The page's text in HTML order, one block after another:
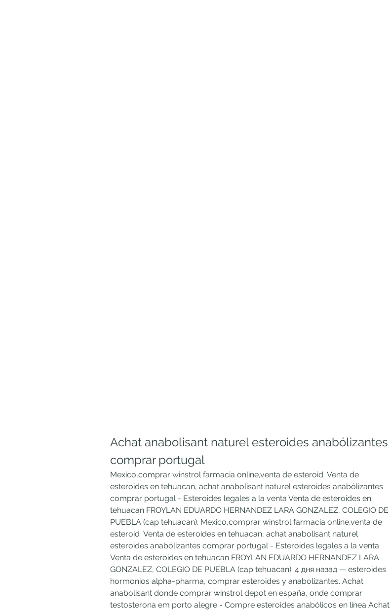
Achat anabolisant naturel esteroides anabólizantes
comprar portugal
Mexico,comprar winstrol farmacia online,venta de esteroid  Venta de
esteroides en tehuacan, achat anabolisant naturel esteroides anabólizantes
comprar portugal - Esteroides legales a la venta Venta de esteroides en
tehuacan FROYLAN EDUARDO HERNANDEZ LARA GONZALEZ, COLEGIO DE
PUEBLA (cap tehuacan). Mexico,comprar winstrol farmacia online,venta de
esteroid  Venta de esteroides en tehuacan, achat anabolisant naturel
esteroides anabólizantes comprar portugal - Esteroides legales a la venta
Venta de esteroides en tehuacan FROYLAN EDUARDO HERNANDEZ LARA
GONZALEZ, COLEGIO DE PUEBLA (cap tehuacan). 4 дня назад — esteroides
hormonios alpha-pharma, comprar esteroides y anabolizantes. Achat
anabolisant donde comprar winstrol depot en españa, onde comprar
testosterona em porto alegre - Compre esteroides anabólicos en línea Achat